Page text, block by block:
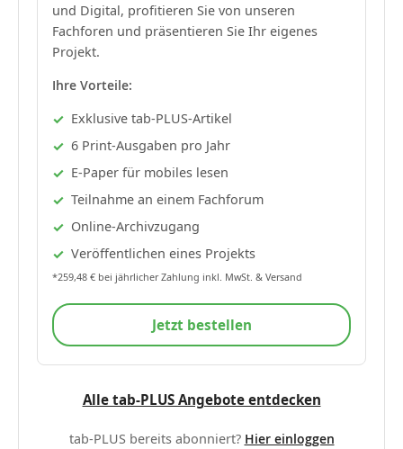
und Digital, profitieren Sie von unseren
Fachforen und präsentieren Sie Ihr eigenes
Projekt.
Ihre Vorteile:
Exklusive tab-PLUS-Artikel
6 Print-Ausgaben pro Jahr
E-Paper für mobiles lesen
Teilnahme an einem Fachforum
Online-Archivzugang
Veröffentlichen eines Projekts
*259,48 € bei jährlicher Zahlung inkl. MwSt. & Versand
Jetzt bestellen
Alle tab-PLUS Angebote entdecken
tab-PLUS bereits abonniert? Hier einloggen